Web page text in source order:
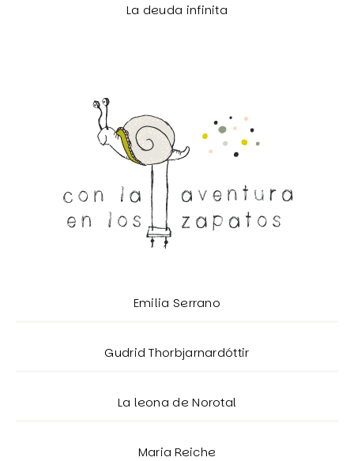
La deuda infinita
Emilia Serrano
Gudrid Thorbjarnardóttir
La leona de Norotal
Maria Reiche